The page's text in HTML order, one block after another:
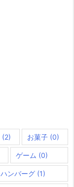
(2) お菓子 (0)
ゲーム (0)
ハンバーグ (1)